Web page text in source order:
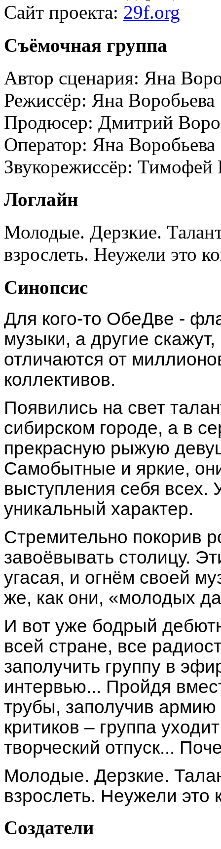
Сайт проекта: 29f.org
Съёмочная группа
Автор сценария: Яна
Режиссёр: Яна Воробьева
Продюсер: Дмитрий
Оператор: Яна Воробьева
Звукорежиссёр: Тимофей
Логлайн
Молодые. Дерзкие.
взрослеть. Неужели это
Синопсис
Для кого-то ОбеДве -
музыки, а другие
отличаются от
коллективов.
Появились на свет
сибирском городе, а в
прекрасную рыжую
Самобытные и яркие,
выступления себя всех.
уникальный характер.
Стремительно покорив
завоёвывать столицу.
угасая, и огнём своей
же, как они, «молодых
И вот уже бодрый
всей стране, все
заполучить группу в
интервью... Пройдя
трубы, заполучив армию
критиков – группа
творческий отпуск...
Молодые. Дерзкие.
взрослеть. Неужели это
Создатели